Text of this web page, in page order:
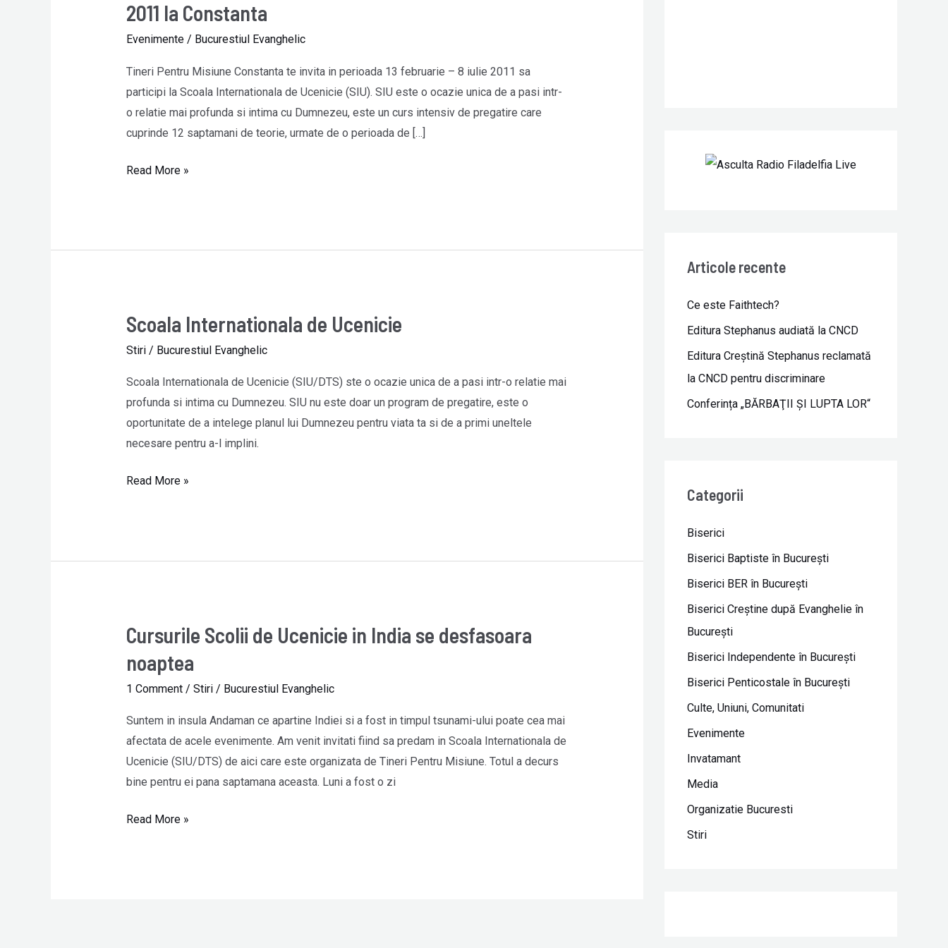
2011 la Constanta
Evenimente/ Bucurestiul Evanghelic
Tineri Pentru Misiune Constanta te invita in perioada 13 februarie – 8 iulie 2011 sa
participi la Scoala Internationala de Ucenicie (SIU). SIU este o ocazie unica de a pasi intr-
o relatie mai profunda si intima cu Dumnezeu, este un curs intensiv de pregatire care
cuprinde 12 saptamani de teorie, urmate de o perioada de […]
de
Ucenicie
Constanta
Read More »
Scoala Internationala de Ucenicie
Stiri/ Bucurestiul Evanghelic
Scoala Internationala de Ucenicie (SIU/DTS) ste o ocazie unica de a pasi intr-o relatie mai
profunda si intima cu Dumnezeu. SIU nu este doar un program de pregatire, este o
oportunitate de a intelege planul lui Dumnezeu pentru viata ta si de a primi uneltele
necesare pentru a-l implini.
Scoala
Ucenicie
Read More »
Cursurile Scolii de Ucenicie in India se desfasoara
noaptea
1 Comment / Stiri/ Bucurestiul Evanghelic
Suntem in insula Andaman ce apartine Indiei si a fost in timpul tsunami-ului poate cea mai
afectata de acele evenimente. Am venit invitati fiind sa predam in Scoala Internationala de
Ucenicie (SIU/DTS) de aici care este organizata de Tineri Pentru Misiune. Totul a decurs
bine pentru ei pana saptamana aceasta. Luni a fost o zi
Cursurile
de
Ucenicie
in
India
se
desfasoara
Read More »
Articole recente
Ce este Faithtech?
Editura Stephanus audiată la CNCD
Editura Creștină Stephanus reclamată
la CNCD pentru discriminare
Conferința „BĂRBAŢII ŞI LUPTA LOR“
Categorii
Biserici
Biserici Baptiste în Bucureşti
Biserici BER în Bucureşti
Biserici Creştine după Evanghelie în
Bucureşti
Biserici Independente în Bucureşti
Biserici Penticostale în Bucureşti
Culte, Uniuni, Comunitati
Evenimente
Invatamant
Media
Organizatie Bucuresti
Stiri